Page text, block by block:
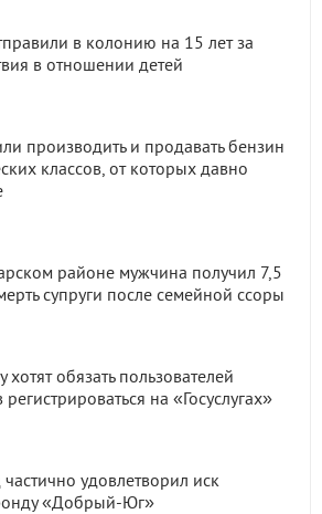
в колонию на 15 лет за
в отношении детей
производить и продавать бензин
классов, от которых давно
районе мужчина получил 7,5
супруги после семейной ссоры
обязать пользователей
на «Госуслугах»
удовлетворил иск
«Добрый-Юг»